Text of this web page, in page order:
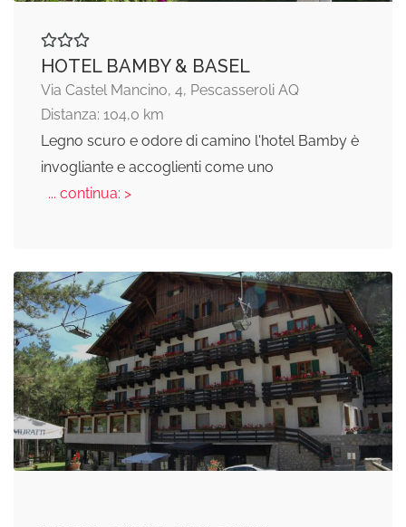
HOTEL BAMBY & BASEL
Via Castel Mancino, 4, Pescasseroli AQ
Distanza: 104,0 km
Legno scuro e odore di camino l'hotel Bamby è
invogliante e accoglienti come uno
... continua: >